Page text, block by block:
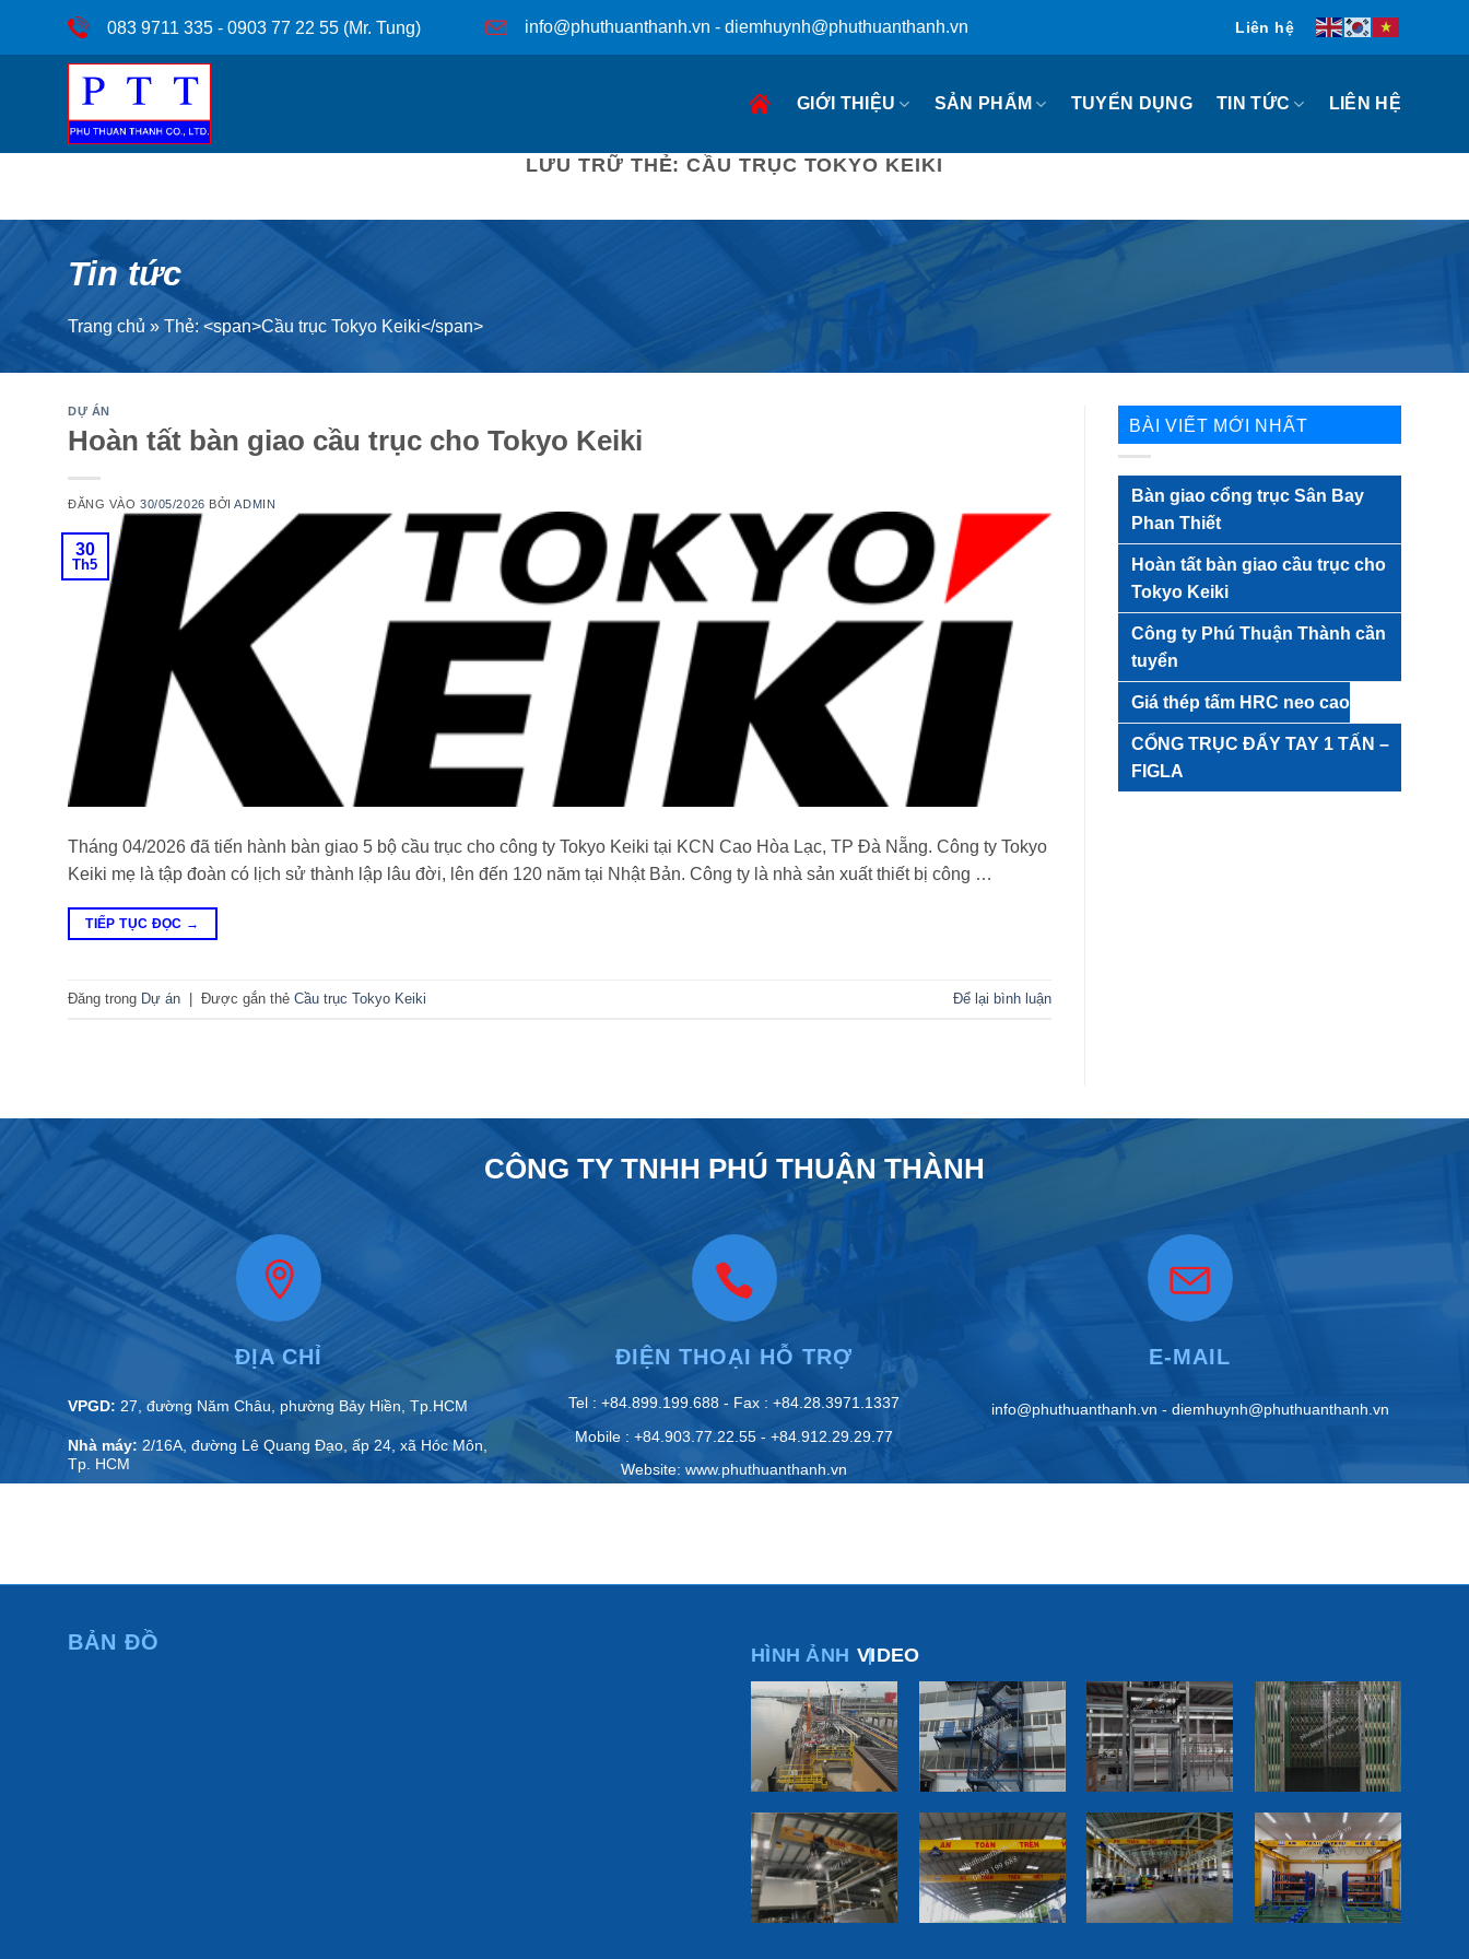
083 9711 335 - 0903 77 22 55 (Mr. Tung) info@phuthuanthanh.vn - diemhuynh@phuthuanthanh.vn Liên hệ
GIỚI THIỆU SẢN PHẨM TUYỂN DỤNG TIN TỨC LIÊN HỆ
LƯU TRỮ THẺ:CẦU TRỤC TOKYO KEIKI
Tin tức
Trang chủ » Thẻ: <span>Cầu trục Tokyo Keiki</span>
DỰ ÁN
Hoàn tất bàn giao cầu trục cho Tokyo Keiki
ĐĂNG VÀO30/05/2026 BỞIADMIN
30
Th5
Tháng 04/2026 đã tiến hành bàn giao 5 bộ cầu trục cho công ty Tokyo Keiki tại KCN Cao Hòa Lạc, TP Đà Nẵng. Công ty Tokyo
Keiki mẹ là tập đoàn có lịch sử thành lập lâu đời, lên đến 120 năm tại Nhật Bản. Công ty là nhà sản xuất thiết bị công …
TIẾP TỤC ĐỌC →
Đăng trong Dự án | Được gắn thẻ Cầu trục Tokyo Keiki Để lại bình luận
BÀI VIẾT MỚI NHẤT
Bàn giao cổng trục Sân Bay
Phan Thiết
Hoàn tất bàn giao cầu trục cho
Tokyo Keiki
Công ty Phú Thuận Thành cần
tuyển
Giá thép tấm HRC neo cao
CỔNG TRỤC ĐẨY TAY 1 TẤN –
FIGLA
CÔNG TY TNHH PHÚ THUẬN THÀNH
ĐỊA CHỈ
VPGD: 27, đường Năm Châu, phường Bảy Hiền, Tp.HCM
Nhà máy: 2/16A, đường Lê Quang Đạo, ấp 24, xã Hóc Môn,
Tp. HCM
ĐIỆN THOẠI HỖ TRỢ
Tel : +84.899.199.688 - Fax : +84.28.3971.1337
Mobile : +84.903.77.22.55 - +84.912.29.29.77
Website: www.phuthuanthanh.vn
E-MAIL
info@phuthuanthanh.vn - diemhuynh@phuthuanthanh.vn
BẢN ĐỒ
HÌNH ẢNH VIDEO